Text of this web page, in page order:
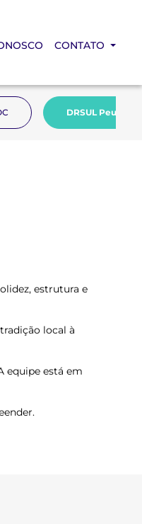
CONTATO
DRSUL Peugeot
estrutura e
local à
equipe está em